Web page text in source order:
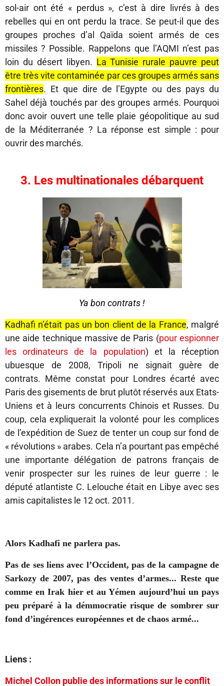
sol-air ont été « perdus », c’est à dire livrés à des
rebelles qui en ont perdu la trace. Se peut-il que des
groupes proches d’al Qaïda soient armés de ces
missiles ? Possible. Rappelons que l’AQMI n’est pas
loin du désert libyen. La Tunisie rurale pauvre peut
être très vite contaminée par ces groupes armés sans
frontières. Et que dire de l’Egypte ou des pays du
Sahel déjà touchés par des groupes armés. Pourquoi
donc avoir ouvert une telle plaie géopolitique au sud
de la Méditerranée ? La réponse est simple : pour
ouvrir des marchés.
3. Les multinationales débarquent
Ya bon contrats !
Kadhafi n’était pas un bon client de la France, malgré
une aide technique massive de Paris (pour espionner
les ordinateurs de la population) et la réception
ubuesque de 2008, Tripoli ne signait guère de
contrats. Même constat pour Londres écarté avec
Paris des gisements de brut plutôt réservés aux Etats-
Uniens et à leurs concurrents Chinois et Russes. Du
coup, cela expliquerait la volonté pour les complices
de l’expédition de Suez de tenter un coup sur fond de
« révolutions » arabes. Cela n’a pourtant pas empêché
une importante délégation de patrons français de
venir prospecter sur les ruines de leur guerre : le
député atlantiste C. Lelouche était en Libye avec ses
amis capitalistes le 12 oct. 2011.
Alors Kadhafi ne parlera pas.
Pas de ses liens avec l’Occident, pas de la campagne de
Sarkozy de 2007, pas des ventes d’armes... Reste que
comme en Irak hier et au Yémen aujourd’hui un pays
peu préparé à la démmocratie risque de sombrer sur
fond d’ingérences européennes et de chaos armé...
Liens :
Michel Collon publie des informations sur le conflit